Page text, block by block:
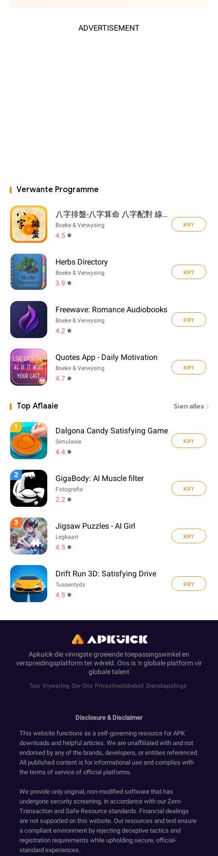
ADVERTISEMENT
Verwante Programme
八字排盤-八字算命 八字配對 線上算命 生辰八字查詢
Boeke & Verwysing
4.5
KRY
Herbs Directory
Boeke & Verwysing
3.9
KRY
Freewave: Romance Audiobooks
Boeke & Verwysing
4.2
KRY
Quotes App - Daily Motivation
Boeke & Verwysing
4.7
KRY
Top Aflaaie Sien alles
1 Dalgona Candy Satisfying Game
Simulasie
4.4
KRY
2 GigaBody: AI Muscle filter
Fotografie
2.2
KRY
3 Jigsaw Puzzles - AI Girl
Legkaart
4.5
KRY
Drift Run 3D: Satisfying Drive
Tussentyds
4.5
KRY
Apkuick-die vinnigste groeiende toepassingswinkel en
verspreidingsplatform ter wêreld. Ons is 'n globale platform vir
globale talent
Tuis Vrywaring Oor Ons Privaatheidsbeleid Diensbepalings
Disclosure & Disclaimer
This website functions as a self-governing resource for APK
downloads and helpful articles. We are unaffiliated with and not
endorsed by any of the brands, developers, or entities referenced.
All published content is for informational use and complies with
the terms of service of official platforms.
We provide only original, non-modified software that has
undergone security screening, in accordance with our Zero-
Transaction and Safe-Resource standards. Financial dealings
are not supported on this website. Our resources and text ensure
a compliant environment by rejecting deceptive tactics and
registration requirements while upholding secure, official-
standard experiences.